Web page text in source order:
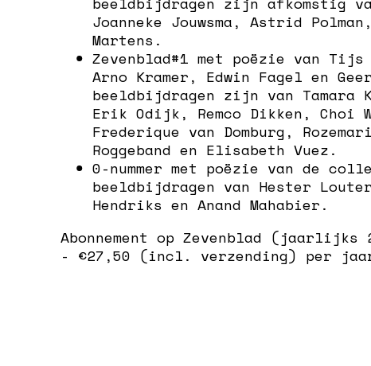
Joanneke Jouwsma, Astrid
Martens.
Zevenblad#1 met poëzie van Tijs
Arno Kramer, Edwin Fagel en
beeldbijdragen zijn van Tamara
Erik Odijk, Remco Dikken, Choi
Frederique van Domburg,
Roggeband en Elisabeth Vuez.
0-nummer met poëzie van de
beeldbijdragen van Hester
Hendriks en Anand Mahabier.
Abonnement op Zevenblad (jaarlijks
- €27,50 (incl. verzending) per